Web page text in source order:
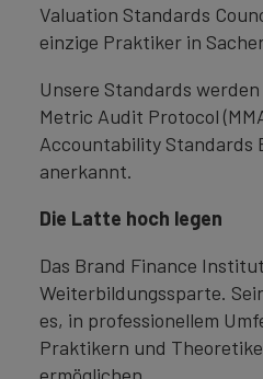
Valuation Standards
einzige Praktiker in
Unsere Standards
Metric Audit Protocol
Accountability Standards
anerkannt.
Die Latte hoch legen
Das Brand Finance
Weiterbildungssparte.
es, in professionellem
Praktikern und